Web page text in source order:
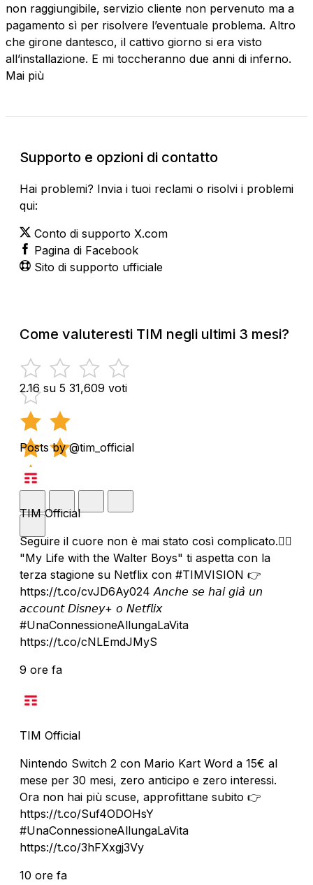
non raggiungibile, servizio cliente non pervenuto ma a
pagamento sì per risolvere l’eventuale problema. Altro
che girone dantesco, il cattivo giorno si era visto
all’installazione. E mi toccheranno due anni di inferno.
Mai più
Supporto e opzioni di contatto
Hai problemi? Invia i tuoi reclami o risolvi i problemi
qui:
Conto di supporto X.com
Pagina di Facebook
Sito di supporto ufficiale
Come valuteresti TIM negli ultimi 3 mesi?
2.16 su 5 31,609 voti
Posts by @tim_official
TIM Official
Seguire il cuore non è mai stato così complicato.❤️‍🔥
"My Life with the Walter Boys" ti aspetta con la
terza stagione su Netflix con #TIMVISION 👉
https://t.co/cvJD6Ay024 𝘈𝘯𝘤𝘩𝘦 𝘴𝘦 𝘩𝘢𝘪 𝘨𝘪𝘢̀ 𝘶𝘯
𝘢𝘤𝘤𝘰𝘶𝘯𝘵 𝘋𝘪𝘴𝘯𝘦𝘺+ 𝘰 𝘕𝘦𝘵𝘧𝘭𝘪𝘹
#UnaConnessioneAllungaLaVita
https://t.co/cNLEmdJMyS
9 ore fa
TIM Official
Nintendo Switch 2 con Mario Kart Word a 15€ al
mese per 30 mesi, zero anticipo e zero interessi.
Ora non hai più scuse, approfittane subito 👉
https://t.co/Suf4ODOHsY
#UnaConnessioneAllungaLaVita
https://t.co/3hFXxgj3Vy
10 ore fa